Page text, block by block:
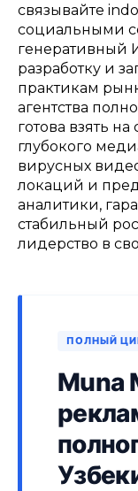
связывайте
социальными
генеративный
разработку и
практикам
агентства
готова взять
глубокого
вирусных
локаций и
аналитики,
стабильный
лидерство в
ПОЛНЫЙ
Muna